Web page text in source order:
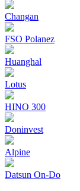
Changan
FSO Polanez
Huanghal
Lotus
HINO 300
Doninvest
Alpine
Datsun On-Do